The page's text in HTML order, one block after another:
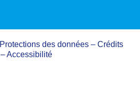
Protections des données – Crédits
–Accessibilité